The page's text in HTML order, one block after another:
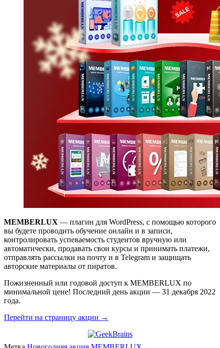
MEMBERLUX — плагин для WordPress, с помощью которого
вы будете проводить обучение онлайн и в записи,
контролировать успеваемость студентов вручную или
автоматически, продавать свои курсы и принимать платежи,
отправлять рассылки на почту и в Telegram и защищать
авторские материалы от пиратов.
Пожизненный или годовой доступ к MEMBERLUX по
минимальной цене! Последний день акции — 31 декабря 2022
года.
Перейти на страницу акции →